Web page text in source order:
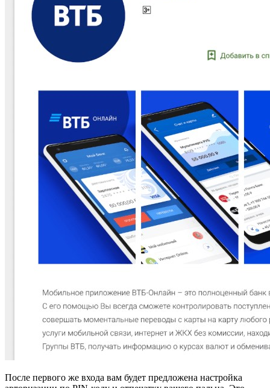
После первого же входа вам будет предложена настройка